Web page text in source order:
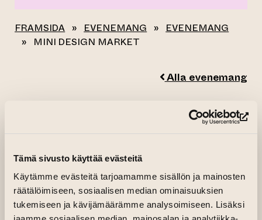
Tämä sivusto käyttää evästeitä
Käytämme evästeitä tarjoamamme sisällön ja mainosten
räätälöimiseen, sosiaalisen median ominaisuuksien
tukemiseen ja kävijämäärämme analysoimiseen. Lisäksi
FRAMSIDA » EVENEMANG »
EVENEMANG
»
MINI DESIGN MARKET
Alla evenemang
MARKET
05.12.2025–06.12.2025 kl. 12.00—19.00
Haara-konttori, 1.kerros, Konttori